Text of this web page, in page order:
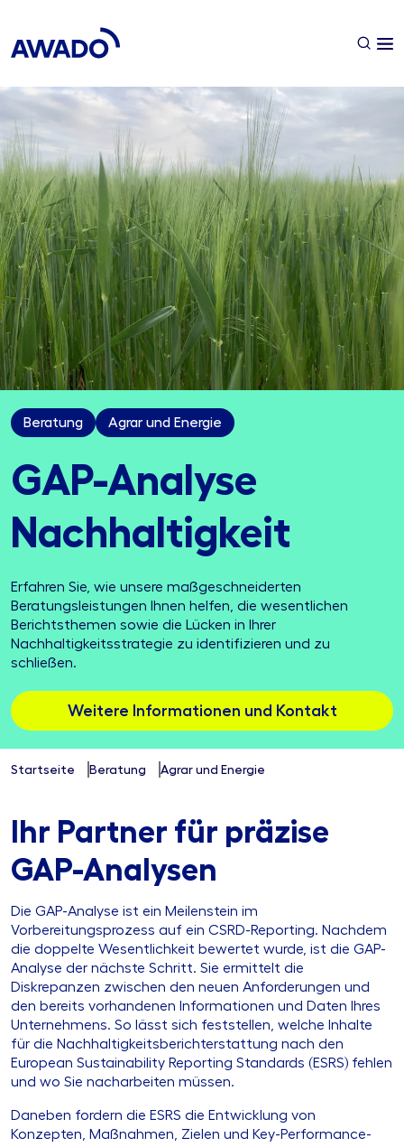
Beratung Agrar und Energie
GAP-Analyse
Nachhaltigkeit
Erfahren Sie, wie unsere maßgeschneiderten
Beratungsleistungen Ihnen helfen, die wesentlichen
Berichtsthemen sowie die Lücken in Ihrer
Nachhaltigkeitsstrategie zu identifizieren und zu
schließen.
Weitere Informationen und Kontakt
Startseite Beratung Agrar und Energie
Ihr Partner für präzise
GAP-Analysen
Die GAP-Analyse ist ein Meilenstein im
Vorbereitungsprozess auf ein CSRD-Reporting. Nachdem
die doppelte Wesentlichkeit bewertet wurde, ist die GAP-
Analyse der nächste Schritt. Sie ermittelt die
Diskrepanzen zwischen den neuen Anforderungen und
den bereits vorhandenen Informationen und Daten Ihres
Unternehmens. So lässt sich feststellen, welche Inhalte
für die Nachhaltigkeitsberichterstattung nach den
European Sustainability Reporting Standards (ESRS) fehlen
und wo Sie nacharbeiten müssen.
Daneben fordern die ESRS die Entwicklung von
Konzepten, Maßnahmen, Zielen und Key-Performance-